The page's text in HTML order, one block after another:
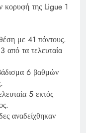
κορυφή της Ligue 1
με 41 πόντους.
από τα τελευταία
6 βαθμών
5 εκτός
αναδείχθηκαν